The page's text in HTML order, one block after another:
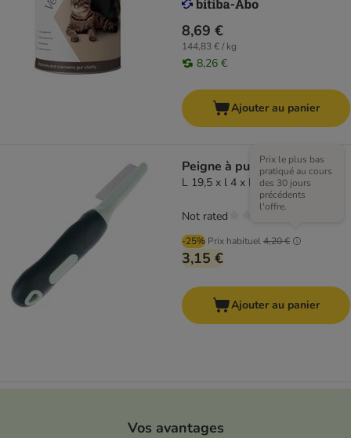
8,69 €
144,83 € / kg
8,26 €
Ajouter au panier
Peigne à puces kooa
L 19,5 x l 4 x H 3,5 cm
-25% Prix habituel4,20 €
Prix le plus bas
pratiqué au cours
des 30 jours
précédents
l'offre.
3,15 €
Not rated
Ajouter au panier
Vos avantages